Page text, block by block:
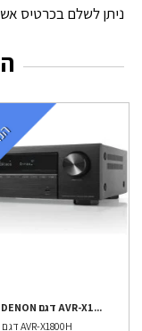
ניתן לשלם בכרטיס אשראי עד 12 תשלומים
רסיבר DENON דגם AVR-X1...
דגם AVR-X1800H